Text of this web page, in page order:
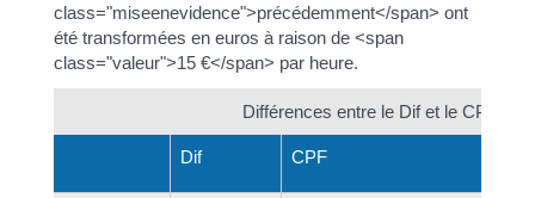
class="miseenevidence">précédemment</span> ont
été transformées en euros à raison de <span
class="valeur">15 €</span> par heure.
Différences entre le Dif et le CPF
Dif CPF